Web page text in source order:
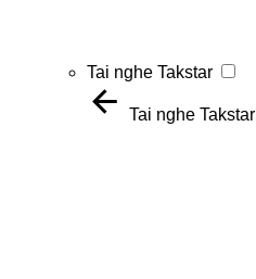
Tai nghe Takstar
Tai nghe Takstar